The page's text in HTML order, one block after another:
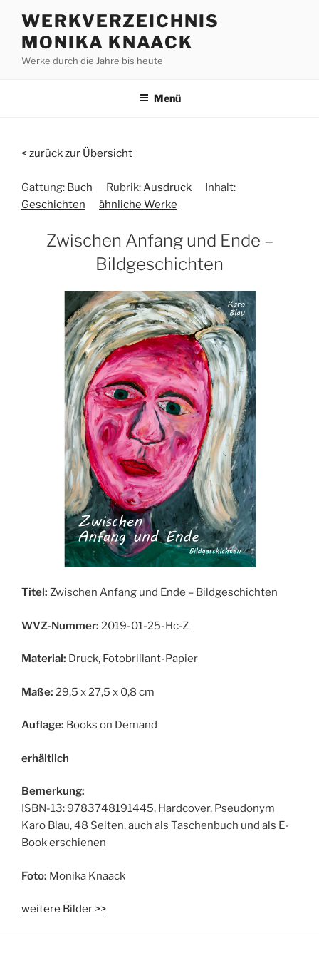
Inhalt
springen
WERKVERZEICHNIS
MONIKA KNAACK
Werke durch die Jahre bis heute
Menü
< zurück zur Übersicht
Gattung: Buch Rubrik: Ausdruck
Inhalt:
Geschichten
ähnliche Werke
Zwischen Anfang und Ende –
Bildgeschichten
Titel: Zwischen Anfang und Ende – Bildgeschichten
WVZ-Nummer: 2019-01-25-Hc-Z
Material: Druck, Fotobrillant-Papier
Maße: 29,5 x 27,5 x 0,8 cm
Auflage: Books on Demand
erhältlich
Bemerkung:
ISBN-13: 9783748191445, Hardcover, Pseudonym
Karo Blau, 48 Seiten, auch als Taschenbuch und als E-
Book erschienen
Foto: Monika Knaack
weitere Bilder >>